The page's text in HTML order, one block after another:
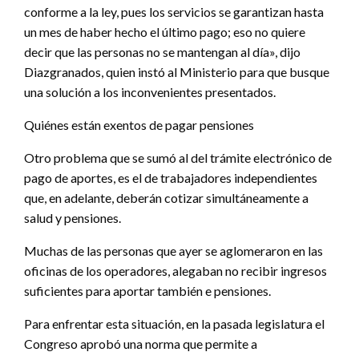
conforme a la ley, pues los servicios se garantizan hasta
un mes de haber hecho el último pago; eso no quiere
decir que las personas no se mantengan al día», dijo
Diazgranados, quien instó al Ministerio para que busque
una solución a los inconvenientes presentados.
Quiénes están exentos de pagar pensiones
Otro problema que se sumó al del trámite electrónico de
pago de aportes, es el de trabajadores independientes
que, en adelante, deberán cotizar simultáneamente a
salud y pensiones.
Muchas de las personas que ayer se aglomeraron en las
oficinas de los operadores, alegaban no recibir ingresos
suficientes para aportar también e pensiones.
Para enfrentar esta situación, en la pasada legislatura el
Congreso aprobó una norma que permite a